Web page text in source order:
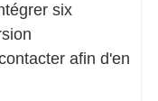
six
afin d'en